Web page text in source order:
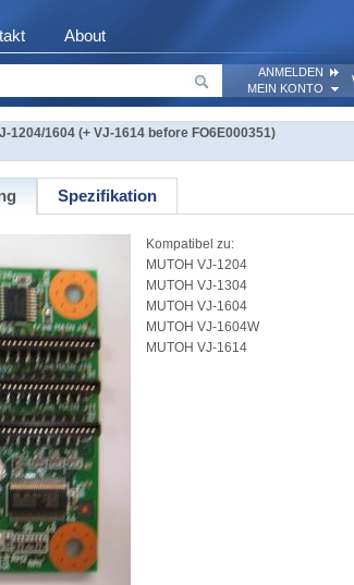
About
ANMELDEN
MEIN KONTO
1204/1604 (+ VJ-1614 before FO6E000351)
Spezifikation
Kompatibel zu:
MUTOH VJ-1204
MUTOH VJ-1304
MUTOH VJ-1604
MUTOH VJ-1604W
MUTOH VJ-1614